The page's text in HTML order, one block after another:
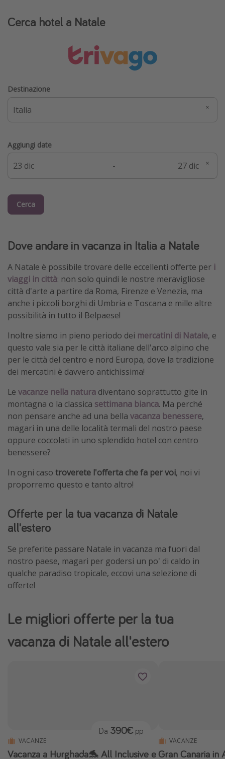
Cerca hotel a Natale
Destinazione
Aggiungi date
-
Cerca
Dove andare in vacanza in Italia a Natale
A Natale è possibile trovare delle eccellenti offerte per i
viaggi in città: non solo quindi le nostre meravigliose
città d'arte a partire da Roma, Firenze e Venezia, ma
anche i piccoli borghi di Umbria e Toscana e mille altre
possibilità in tutto il Belpaese!
Inoltre siamo in pieno periodo dei mercatini di Natale, e
questo vale sia per le città italiane dell'arco alpino che
per le città del centro e nord Europa, dove la tradizione
dei mercatini è davvero antichissima!
Le vacanze nella natura diventano soprattutto gite in
montagna o la classica settimana bianca. Ma perché
non pensare anche ad una bella vacanza benessere,
magari in una delle località termali del nostro paese
oppure coccolati in uno splendido hotel con centro
benessere?
In ogni caso troverete l'offerta che fa per voi, noi vi
proporremo questo e tanto altro!
Offerte per la tua vacanza di Natale
all'estero
Se preferite passare Natale in vacanza ma fuori dal
nostro paese, magari per godersi un po' di caldo in
qualche paradiso tropicale, eccovi una selezione di
offerte!
Le migliori offerte per la tua
vacanza di Natale all'estero
VACANZE
Vacanza a Hurghada🐬 All Inclusive e
Da 390€ pp
VACANZE
Gran Canaria